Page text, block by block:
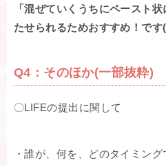
「混ぜていくうちにペースト
たせられるためおすすめ！です
Q4：そのほか(一部抜粋)
〇LIFEの提出に関して
・誰が、何を、どのタイミン